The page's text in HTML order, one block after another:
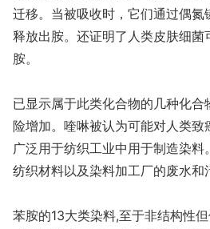
迁移。当被吸收时，它们通过偶
释放出胺。还证明了人类皮肤细菌
胺。
已显示属于此类化合物的几种化
险增加。喹啉被认为可能对人类
广泛用于纺织工业中用于制造染
纺织材料以及染料加工厂的废水和
苯胺的13大类染料,至于非结构性